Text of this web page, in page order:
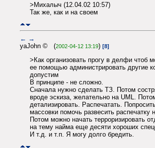
>Михалыч (12.04.02 10:57)
Так же, как и на своем
← →
yaJohn © (2002-04-12 13:19) [8]
>Как организовать прогу в делфи чтоб
ее помощью администрировать другие
допустим
В принципе - не сложно.
Сначала нужно сделать ТЗ. Потом
вроде эскиза, желательно на UML.
детализировать. Распечатать.
массовки помочь развесить распечатку
Потом можно начать терроризировать
на тему найма еще десяти хороших
И т.д. и т.п. Я могу долго бредить.